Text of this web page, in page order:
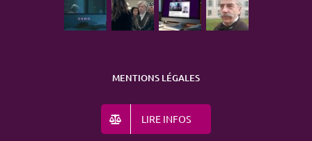
MENTIONS LÉGALES
LIRE INFOS